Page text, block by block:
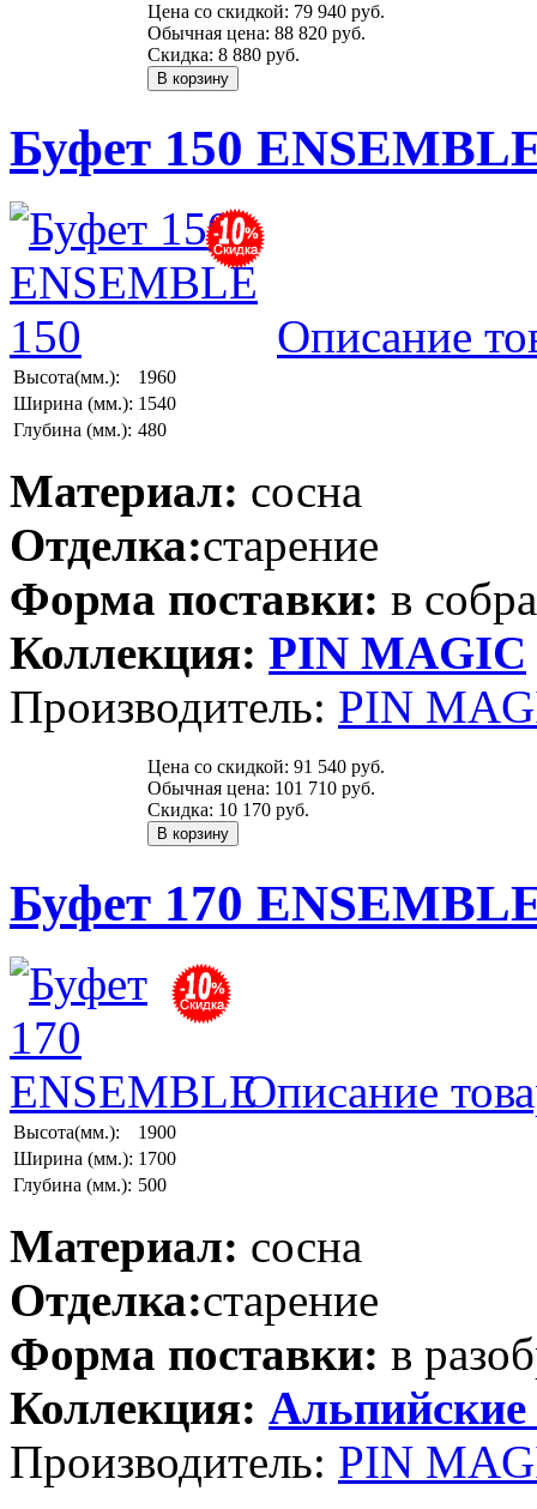
Цена со скидкой: 79 940 руб.
Обычная цена: 88 820 руб.
Скидка: 8 880 руб.
Буфет 150
Описание
Высота(мм.):
1960
Ширина (мм.): 1540
Глубина (мм.): 480
Материал: сосна
Отделка:старение
Форма поставки: в
Коллекция: PIN MAGIС
Производитель: PIN
Цена со скидкой: 91 540 руб.
Обычная цена: 101 710 руб.
Скидка: 10 170 руб.
Буфет 170
Описание
Высота(мм.):
1900
Ширина (мм.): 1700
Глубина (мм.): 500
Материал: сосна
Отделка:старение
Форма поставки: в
Коллекция:
Производитель: PIN